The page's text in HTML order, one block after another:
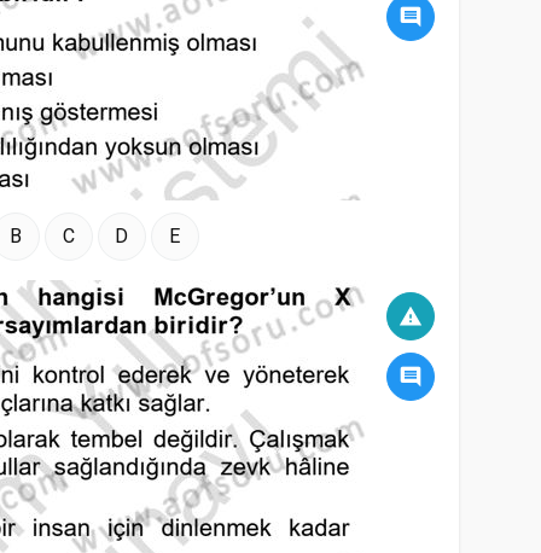
comment
B C D E
warning
comment